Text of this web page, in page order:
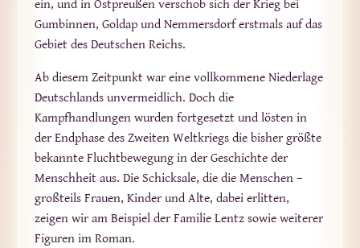
ein, und in Ostpreußen verschob sich der Krieg bei
Gumbinnen, Goldap und Nemmersdorf erstmals auf das
Gebiet des Deutschen Reichs.
Ab diesem Zeitpunkt war eine vollkommene Niederlage
Deutschlands unvermeidlich. Doch die
Kampfhandlungen wurden fortgesetzt und lösten in
der Endphase des Zweiten Weltkriegs die bisher größte
bekannte Fluchtbewegung in der Geschichte der
Menschheit aus. Die Schicksale, die die Menschen –
großteils Frauen, Kinder und Alte, dabei erlitten,
zeigen wir am Beispiel der Familie Lentz sowie weiterer
Figuren im Roman.